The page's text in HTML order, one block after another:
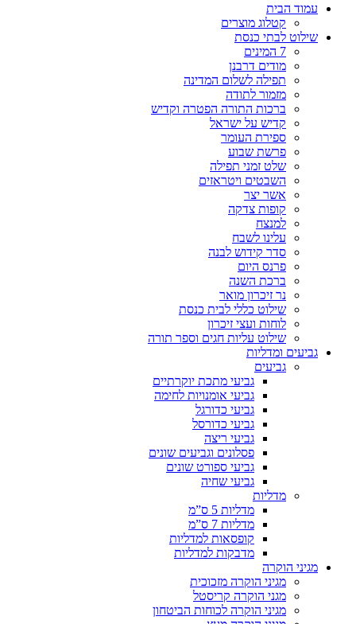
עמוד הבית
קטלוג מוצרים
שילוט לבתי כנסת
7 המינים
מודים דרבנן
תפילה לשלום המדינה
מזמור לתודה
ברכות התורה הפטרה וקדיש
קדיש על ישראל
ספירת העומר
פרשת שבוע
שלט זמני תפילה
השבטים ויטראזים
אשר יצר
קופות צדקה
למנצח
עלינו לשבח
סדר קידוש לבנה
פרנס היום
ברכת השנה
נר זיכרון מואר
שילוט כללי לבית כנסת
לוחות ועצי זיכרון
שילוט עליות חגים וספר תורה
גביעים ומדליות
גביעים
גביעי מתכת יוקרתיים
גביעי אומנויות לחימה
גביעי כדורגל
גביעי כדורסל
גביעי ריצה
פסלונים וגביעים שונים
גביעי ספורט שונים
גביעי שחיה
מדליות
מדליות 5 ס”מ
מדליות 7 ס”מ
קופסאות למדליות
מדבקות למדליות
מגיני הוקרה
מגיני הוקרה מזכוכית
מגני הוקרה קריסטל
מגיני הוקרה לכוחות הביטחון